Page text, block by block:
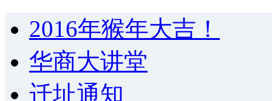
2016年猴年大吉！
华商大讲堂
迁址通知